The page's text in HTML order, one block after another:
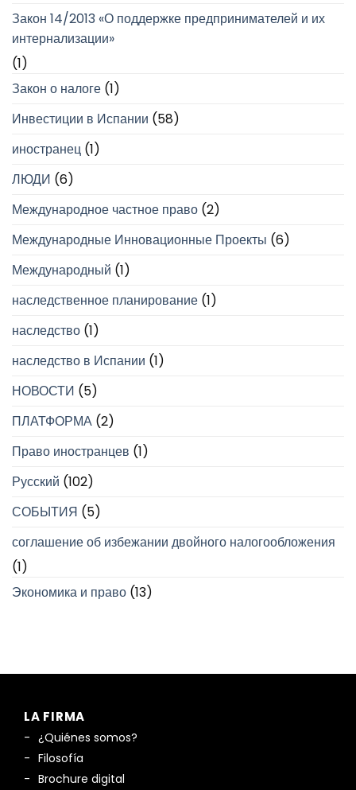
Закон 14/2013 «О поддержке предпринимателей и их
интернализации»
(1)
Закон о налоге (1)
Инвестиции в Испании (58)
иностранец (1)
ЛЮДИ (6)
Международное частное право (2)
Международные Инновационные Проекты (6)
Международный (1)
наследственное планирование (1)
наследство (1)
наследство в Испании (1)
НОВОСТИ (5)
ПЛАТФОРМА (2)
Право иностранцев (1)
Русский (102)
СОБЫТИЯ (5)
соглашение об избежании двойного налогообложения
(1)
Экономика и право (13)
LA FIRMA
¿Quiénes somos?
Filosofía
Brochure digital